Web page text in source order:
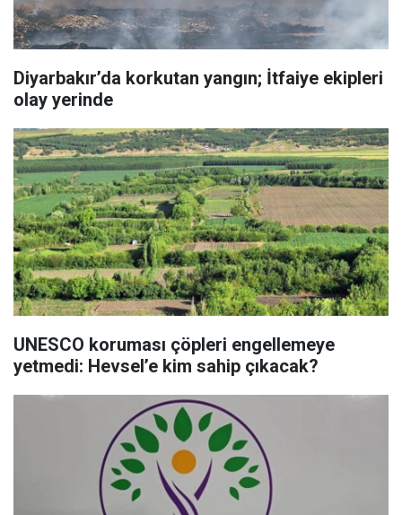
Diyarbakır’da korkutan yangın; İtfaiye ekipleri
olay yerinde
UNESCO koruması çöpleri engellemeye
yetmedi: Hevsel’e kim sahip çıkacak?